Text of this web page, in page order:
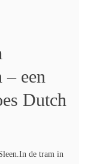
een
Dutch
de tram in